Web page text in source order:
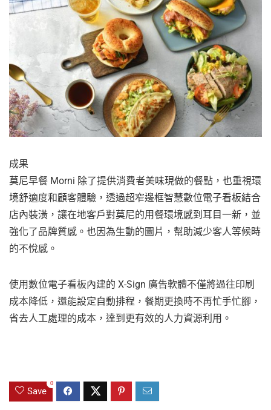
成果
莫尼早餐 Morni 除了提供消費者美味現做的餐點，也重視環
境舒適度和顧客體驗，透過超窄邊框智慧數位電子看板結合
店內裝潢，讓在地客戶對莫尼的用餐環境感到耳目一新，並
強化了品牌質感。也因為生動的圖片，幫助減少客人等候時
的不悅感。
使用數位電子看板內建的 X-Sign 廣告軟體不僅將過往印刷
成本降低，還能設定自動排程，餐期更換時不再忙手忙腳，
省去人工處理的成本，達到更有效的人力資源利用。
Save
0